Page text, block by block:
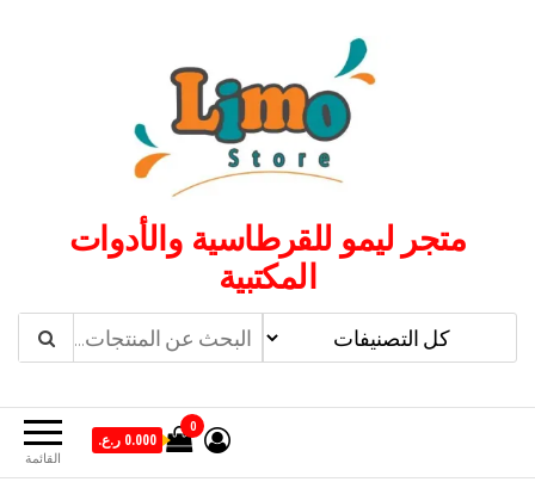
متجر ليمو للقرطاسية والأدوات
المكتبية
القائمة
0
0.000 ر.ع.